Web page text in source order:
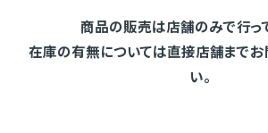
商品の販売は店舗のみで行っ
在庫の有無については直接店舗までお
い。